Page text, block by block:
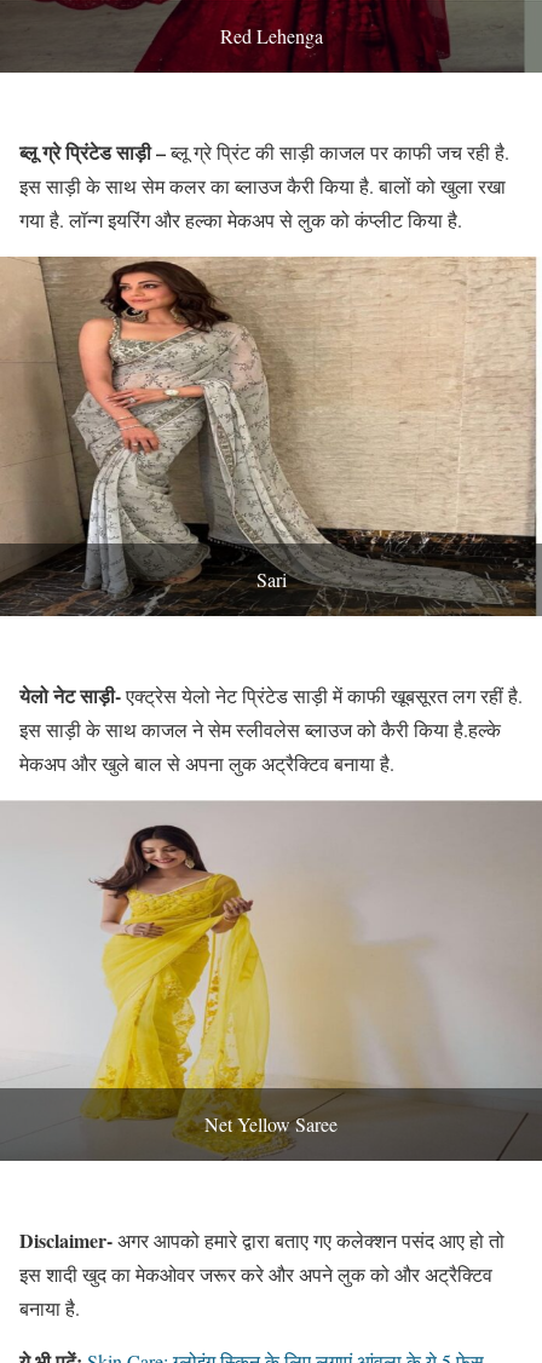
Red Lehenga
ब्लू ग्रे प्रिंटेड साड़ी –ब्लू ग्रे प्रिंट की साड़ी काजल पर काफी जच रही है.
इस साड़ी के साथ सेम कलर का ब्लाउज कैरी किया है. बालों को खुला रखा
गया है. लॉन्ग इयरिंग और हल्का मेकअप से लुक को कंप्लीट किया है.
Sari
येलो नेट साड़ी-एक्ट्रेस येलो नेट प्रिंटेड साड़ी में काफी खूबसूरत लग रहीं है.
इस साड़ी के साथ काजल ने सेम स्लीवलेस ब्लाउज को कैरी किया है.हल्के
मेकअप और खुले बाल से अपना लुक अट्रैक्टिव बनाया है.
Net Yellow Saree
Disclaimer-अगर आपको हमारे द्वारा बताए गए कलेक्शन पसंद आए हो तो
इस शादी खुद का मेकओवर जरूर करे और अपने लुक को और अट्रैक्टिव
बनाया है.